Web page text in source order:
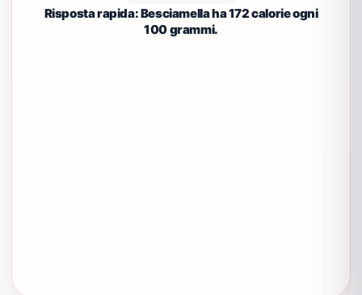
Risposta rapida: Besciamella ha 172 calorie ogni
100 grammi.